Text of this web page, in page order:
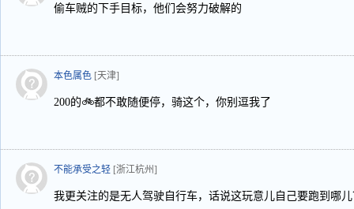
偷车贼的下手目标，他们会努力破解的
本色属色 [天津]
200的🚲都不敢随便停，骑这个，你别逗我了
不能承受之轻 [浙江杭州]
我更关注的是无人驾驶自行车，话说这玩意儿自己要跑到哪